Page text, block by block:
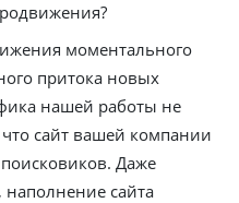
моментального
притока новых
нашей работы не
что сайт вашей компании
Даже
наполнение сайта